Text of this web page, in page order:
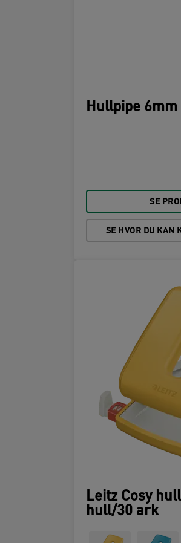
Hullpipe
SE
SE HVOR DU KAN
Leitz Cosy
hull/30 ark